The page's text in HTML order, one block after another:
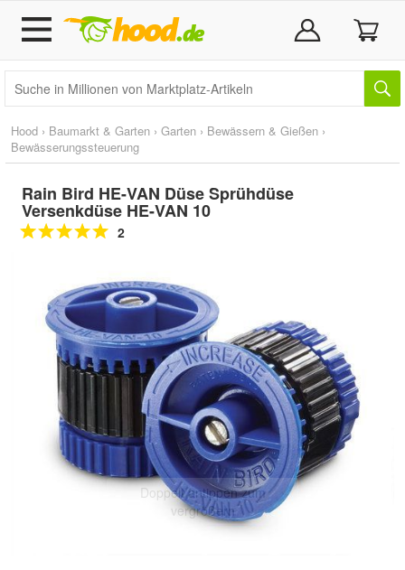
Hood › Baumarkt & Garten › Garten › Bewässern & Gießen ›
Bewässerungssteuerung
Rain Bird HE-VAN Düse Sprühdüse
Versenkdüse HE-VAN 10
2
Doppelt antippen zum
vergrößern